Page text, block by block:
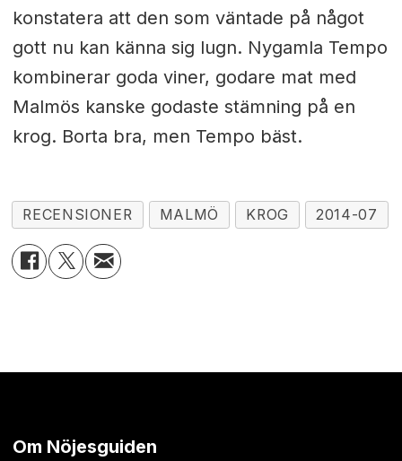
konstatera att den som väntade på något
gott nu kan känna sig lugn. Nygamla Tempo
kombinerar goda viner, godare mat med
Malmös kanske godaste stämning på en
krog. Borta bra, men Tempo bäst.
RECENSIONER MALMÖ KROG 2014-07
Om Nöjesguiden